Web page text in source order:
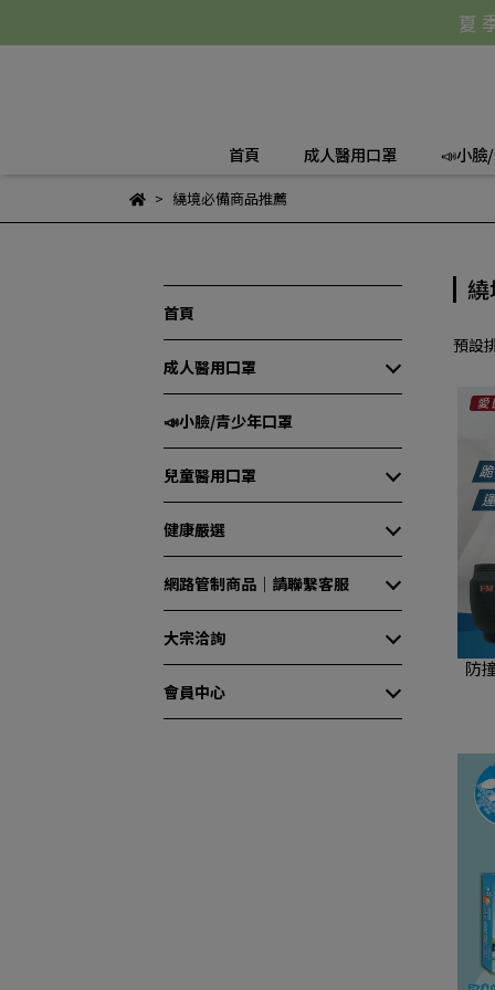
夏
首頁 成人醫用口罩 📣小臉
繞境必備商品推薦
首頁
成人醫用口罩
📣小臉/青少年口罩
兒童醫用口罩
健康嚴選
網路管制商品｜請聯繫客服
大宗洽詢
會員中心
預設
防